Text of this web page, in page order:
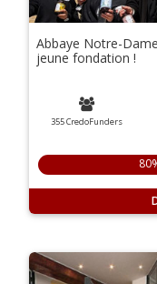
Abbaye Notre-
jeune fondation !
355 CredoFunders